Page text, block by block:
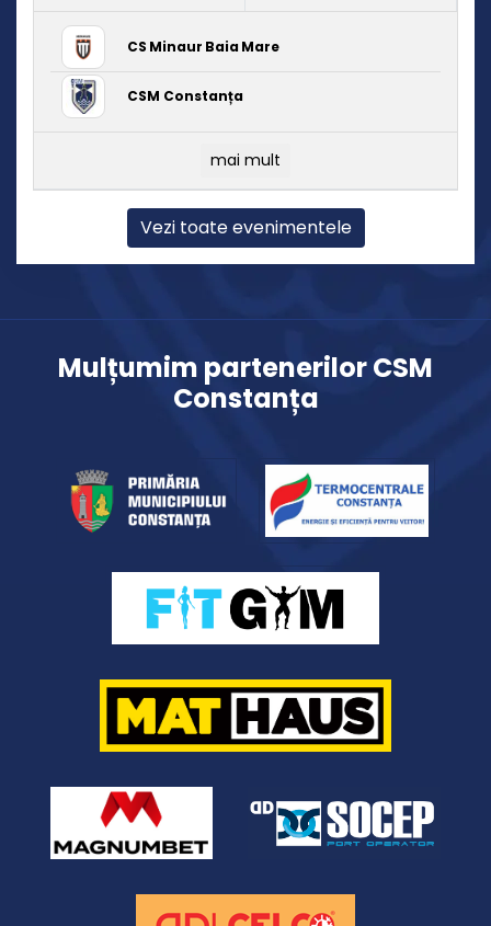
CS Minaur Baia Mare
CSM Constanța
mai mult
Vezi toate evenimentele
Mulțumim partenerilor CSM
Constanța